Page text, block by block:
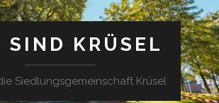
SIND KRÜSEL
Siedlungsgemeinschaft Krüsel